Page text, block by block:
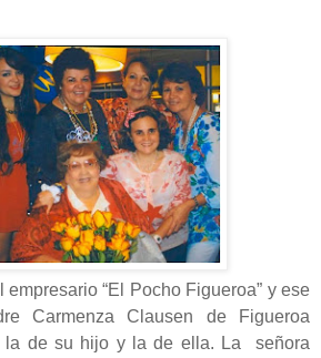
empresario “El Pocho Figueroa” y ese
Carmenza Clausen de Figueroa
la de su hijo y la de ella. La señora